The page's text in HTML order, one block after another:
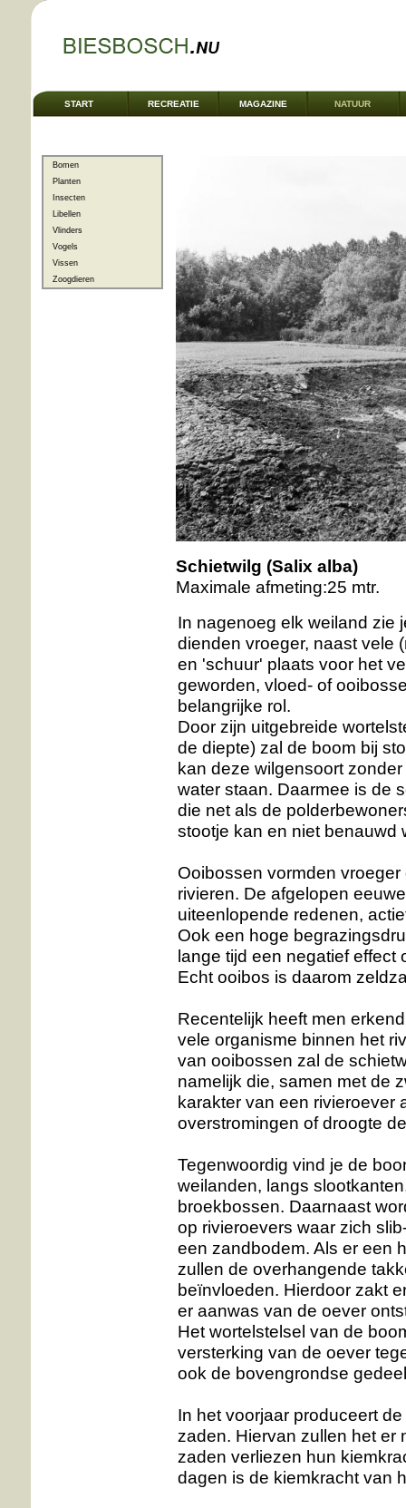
START RECREATIE MAGAZINE NATUUR
Bomen
Planten
Insecten
Libellen
Vlinders
Vogels
Vissen
Zoogdieren
Schietwilg (Salix alba)
Maximale afmeting:25 mtr.
In nagenoeg elk weiland zie
dienden vroeger, naast vele
en 'schuur' plaats voor het
geworden, vloed- of
belangrijke rol.
Door zijn uitgebreide
de diepte) zal de boom bij
kan deze wilgensoort
water staan. Daarmee is de
die net als de
stootje kan en niet benauwd
Ooibossen vormden
rivieren. De afgelopen
uiteenlopende redenen,
Ook een hoge
lange tijd een negatief
Echt ooibos is daarom
Recentelijk heeft men
vele organisme binnen het
van ooibossen zal de
namelijk die, samen met de
karakter van een rivieroever
overstromingen of droogte
Tegenwoordig vind je de
weilanden, langs
broekbossen. Daarnaast
op rivieroevers waar zich
een zandbodem. Als er een
zullen de overhangende
beïnvloeden. Hierdoor zakt
er aanwas van de oever
Het wortelstelsel van de
versterking van de oever
ook de bovengrondse
In het voorjaar produceert
zaden. Hiervan zullen het er
zaden verliezen hun
dagen is de kiemkracht van